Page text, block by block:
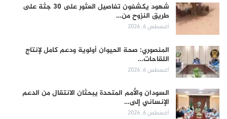
شهود يكشفون تفاصيل العثور على 30 جثة على
طريق النزوح من…
أغسطس 6, 2026
المنصوري: صحة الحيوان أولوية ودعم كامل لإنتاج
اللقاحات…
أغسطس 6, 2026
السودان والأمم المتحدة يبحثان الانتقال من الدعم
الإنساني إلى…
أغسطس 6, 2026